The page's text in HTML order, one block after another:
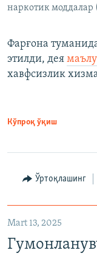
наркотик моддалар
Фарғона
этилди, дея
хавфсизлик
Кўпроқ ўқиш
Ўртоқлашинг
Mart 13, 2025